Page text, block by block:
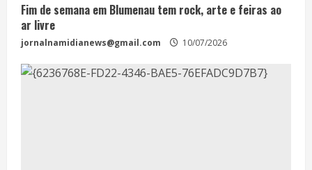
Fim de semana em Blumenau tem rock, arte e feiras ao
ar livre
jornalnamidianews@gmail.com 10/07/2026